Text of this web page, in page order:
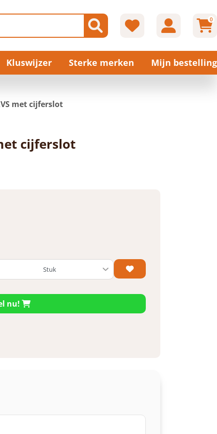
0
Kluswijzer Sterke merken Mijn bestelling
met cijferslot
cijferslot
nu!